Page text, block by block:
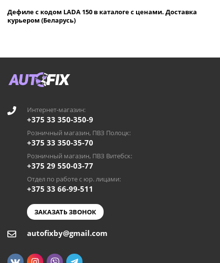
Дефиле с кодом LADA 150 в каталоге с ценами. Доставка
курьером (Беларусь)
Интернет-магазин:
+375 33 350-350-9
Розничный магазин, ПВЗ Полоцк:
+375 33 350-35-70
Розничный магазин, ПВЗ Витебск:
+375 29 550-03-77
Отдел по работе с юр. лицами:
+375 33 66-99-511
ЗАКАЗАТЬ ЗВОНОК
autofixby@gmail.com